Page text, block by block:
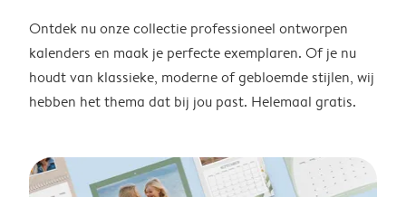
Ontdek nu onze collectie professioneel ontworpen
kalenders en maak je perfecte exemplaren. Of je nu
houdt van klassieke, moderne of gebloemde stijlen, wij
hebben het thema dat bij jou past. Helemaal gratis.